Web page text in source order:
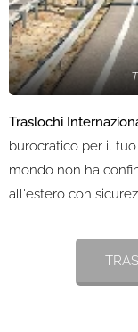
Traslochi
burocratico per il
mondo non ha
all'estero con